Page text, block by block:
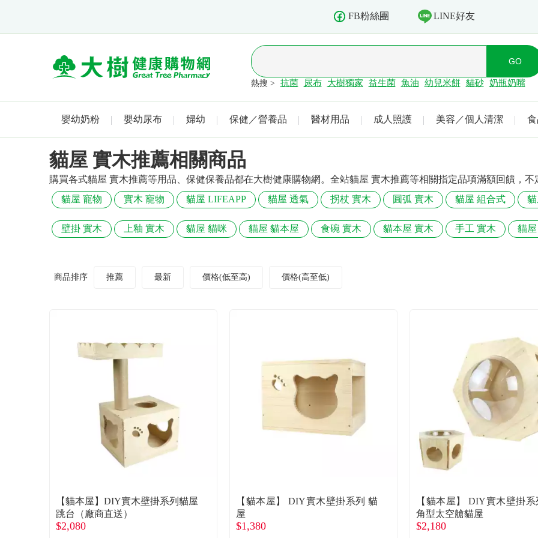
FB粉絲團 LINE好友
熱搜 > 抗菌 尿布 大樹獨家 益生菌 魚油 幼兒米餅 貓砂 奶瓶奶嘴
嬰幼奶粉 嬰幼尿布 婦幼 保健／營養品 醫材用品 成人照護 美容／個人清潔
貓屋 實木推薦相關商品
購買各式貓屋 實木推薦等用品、保健保養品都在大樹健康購物網。全站貓屋 實木推薦等相關指定品項滿額回饋，
貓屋 寵物
實木 寵物 貓屋 LIFEAPP 貓屋 透氣 拐杖 實木 圓弧 實木 貓屋 組合式
壁掛 實木 上釉 實木 貓屋 貓咪 貓屋 貓本屋 食碗 實木 貓本屋 實木 手工 實木 貓
商品排序 推薦 最新 價格(低至高) 價格(高至低)
【貓本屋】DIY實木壁掛系列貓屋
跳台（廠商直送）
$2,080
【貓本屋】 DIY實木壁掛系列 貓
屋
$1,380
【貓本屋】 DIY實木壁掛
角型太空艙貓屋
$2,180